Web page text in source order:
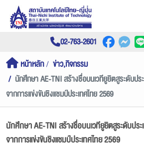
02-763-2601
หน้าหลัก
ข่าว,กิจกรรม
นักศึกษา AE-TNI สร้างชื่อบนเวทียูยิตสูระดับปร
จากการแข่งขันชิงแชมป์ประเทศไทย 2569
นักศึกษา AE-TNI สร้างชื่อบนเวทียูยิตสูระดับปร
จากการแข่งขันชิงแชมป์ประเทศไทย 2569